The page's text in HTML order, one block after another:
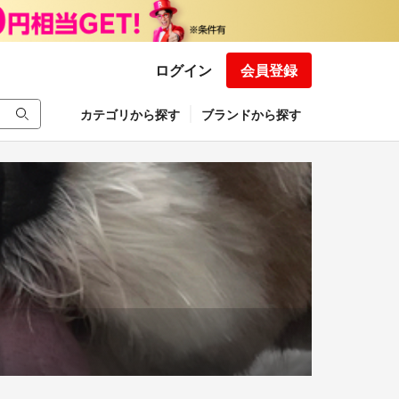
ログイン 会員登録
カテゴリから探す ブランドから探す